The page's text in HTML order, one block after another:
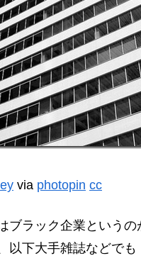
via photopin cc
ブラック企業という
以下大手雑誌などで